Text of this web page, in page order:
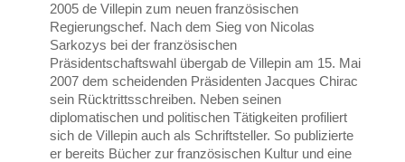
2005 de Villepin zum neuen französischen
Regierungschef. Nach dem Sieg von Nicolas
Sarkozys bei der französischen
Präsidentschaftswahl übergab de Villepin am 15. Mai
2007 dem scheidenden Präsidenten Jacques Chirac
sein Rücktrittsschreiben. Neben seinen
diplomatischen und politischen Tätigkeiten profiliert
sich de Villepin auch als Schriftsteller. So publizierte
er bereits Bücher zur französischen Kultur und eine